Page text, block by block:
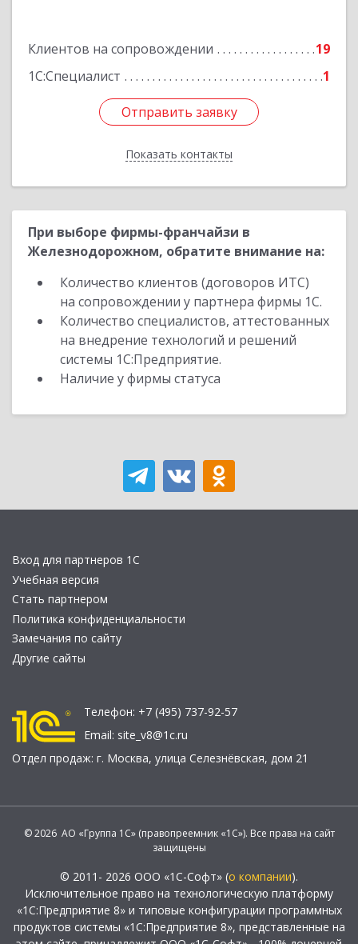
Клиентов на сопровождении
19
1С:Специалист
1
Отправить заявку
Показать контакты
Подробнее
Отправить заявку
Назад
При выборе фирмы-франчайзи в
Железнодорожном, обратите внимание на:
Количество клиентов (договоров ИТС)
на сопровождении у партнера фирмы 1С.
Количество специалистов, аттестованных
на внедрение технологий и решений
системы 1С:Предприятие.
Наличие у фирмы статуса
Вход для партнеров 1С
Учебная версия
Стать партнером
Политика конфиденциальности
Замечания по сайту
Другие сайты
Телефон: +7 (495) 737-92-57
Email: site_v8@1c.ru
Отдел продаж: г. Москва, улица Селезнёвская, дом 21
© 2026 АО «Группа 1С» (правопреемник «1С»). Все права на сайт
защищены
© 2011- 2026 ООО «1С-Софт» (о компании).
Исключительное право на технологическую платформу
«1С:Предприятие 8» и типовые конфигурации программных
продуктов системы «1С:Предприятие 8», представленные на